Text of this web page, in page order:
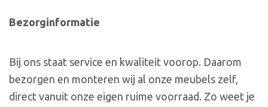
Bezorginformatie
Bij ons staat service en kwaliteit voorop. Daarom
bezorgen en monteren wij al onze meubels zelf,
direct vanuit onze eigen ruime voorraad. Zo weet je